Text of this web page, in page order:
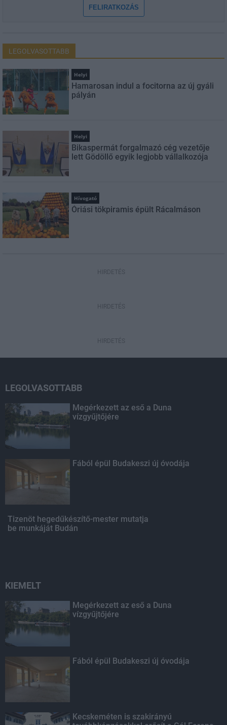
FELIRATKOZÁS
LEGOLVASOTTABB
Helyi
Hamarosan indul a focitorna az új gyáli
pályán
Helyi
Bikaspermát forgalmazó cég vezetője
lett Gödöllő egyik legjobb vállalkozója
Hívogató
Óriási tökpiramis épült Rácalmáson
HIRDETÉS
HIRDETÉS
HIRDETÉS
LEGOLVASOTTABB
Megérkezett az eső a Duna
vízgyűjtőjére
Fából épül Budakeszi új óvodája
Tizenöt hegedűkészítő-mester mutatja
be munkáját Budán
KIEMELT
Megérkezett az eső a Duna
vízgyűjtőjére
Fából épül Budakeszi új óvodája
Kecskeméten is szakirányú